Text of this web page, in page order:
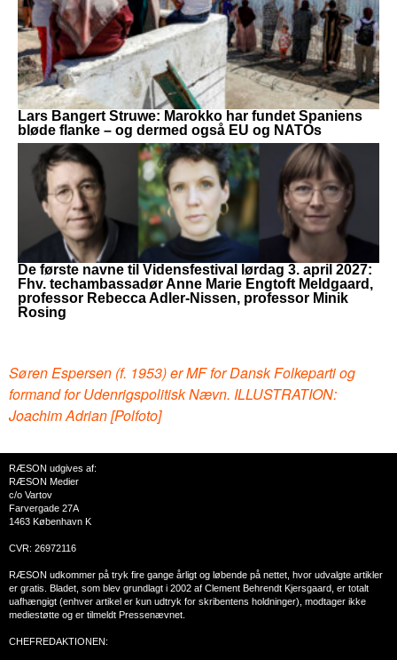
Lars Bangert Struwe: Marokko har fundet Spaniens
bløde flanke – og dermed også EU og NATOs
De første navne til Vidensfestival lørdag 3. april 2027:
Fhv. techambassadør Anne Marie Engtoft Meldgaard,
professor Rebecca Adler-Nissen, professor Minik
Rosing
Søren Espersen (f. 1953) er MF for Dansk Folkeparti og
formand for Udenrigspolitisk Nævn. ILLUSTRATION:
Joachim Adrian [Polfoto]
RÆSON udgives af:
RÆSON Medier
c/o Vartov
Farvergade 27A
1463 København K
CVR: 26972116
RÆSON udkommer på tryk fire gange årligt og løbende på nettet, hvor udvalgte artikler
er gratis. Bladet, som blev grundlagt i 2002 af Clement Behrendt Kjersgaard, er totalt
uafhængigt (enhver artikel er kun udtryk for skribentens holdninger), modtager ikke
mediestøtte og er tilmeldt Pressenævnet.
CHEFREDAKTIONEN: